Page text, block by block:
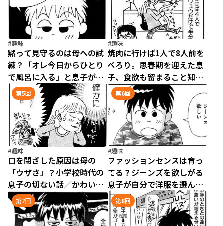
#趣味
黙って見守るのは母への試
練？「オレ今日からひとり
で風呂に入る」と息子が宣
言／かわいいころを過ぎた
ら（3）
#趣味
焼肉に行けば1人で8人前を
ぺろり。思春期を迎えた息
子、食欲も留まること知ら
ず！／かわいいころを過ぎ
たら（4）
第5回
#趣味
口を閉ざした原因は母の
「ウザさ」？小学校時代の
息子の切ない話／かわいい
ころを過ぎたら（5）
第6回
#趣味
ファッションセンスは育っ
てる？ジーンズを欲しがる
息子が自分で洋服を選んだ
結果／かわいいころを過ぎ
たら（6）
第7回 第8回